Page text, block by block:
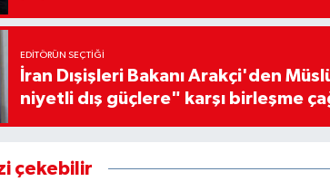
EDITÖRÜN SEÇTIĞI
İran Dışişleri Bakanı Arakçi'den
niyetli dış güçlere" karşı birleşme
çekebilir